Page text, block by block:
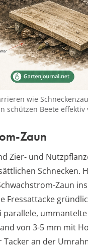
wie
schützen Beete effektiv
Zaun
Zier- und
Schnecken.
Zaun
Fressattacke
parallele,
von 3-5 mm mit
Tacker an der